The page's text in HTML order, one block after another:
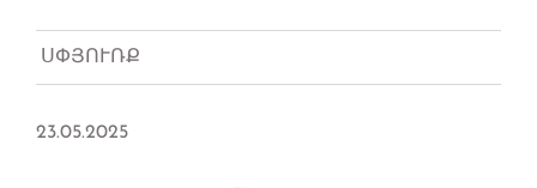
ՍՓՅՈՒՌՔ
23.05.2025